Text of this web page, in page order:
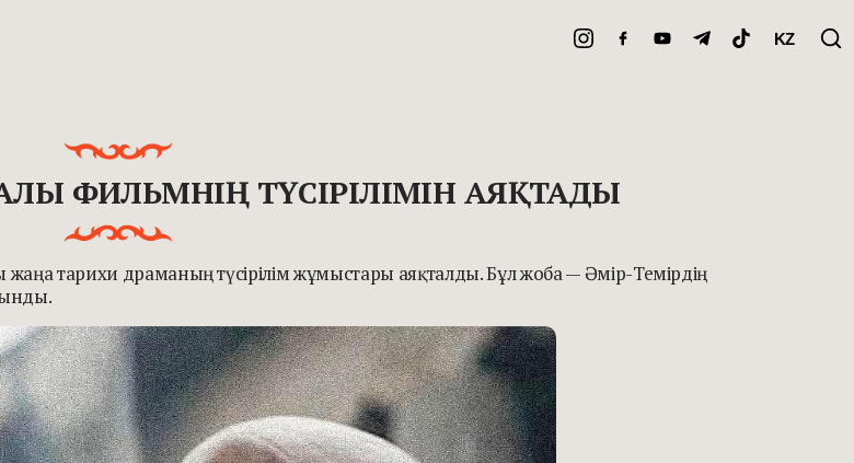
KZ
ФИЛЬМНІҢ ТҮСІРІЛІМІН АЯҚТАДЫ
жаңа тарихи драманың түсірілім жұмыстары аяқталды. Бұл жоба — Әмір-Темірдің